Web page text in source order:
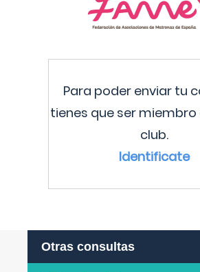
Para poder enviar tu
tienes que ser miembro
club.
Identificate
Otras consultas